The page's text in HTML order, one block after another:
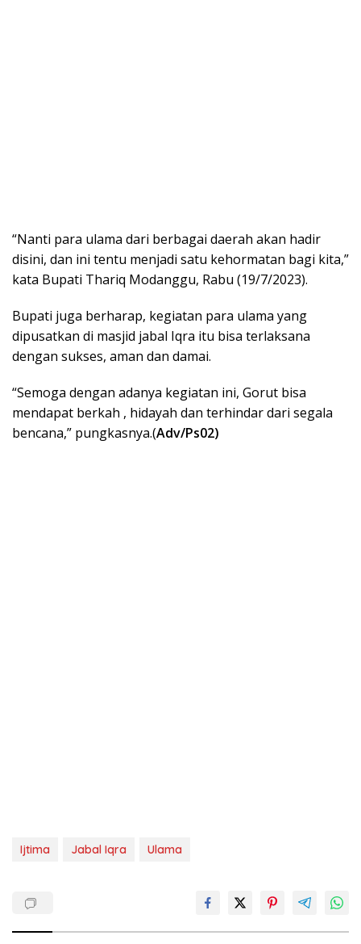
“Nanti para ulama dari berbagai daerah akan hadir
disini, dan ini tentu menjadi satu kehormatan bagi kita,”
kata Bupati Thariq Modanggu, Rabu (19/7/2023).
Bupati juga berharap, kegiatan para ulama yang
dipusatkan di masjid jabal Iqra itu bisa terlaksana
dengan sukses, aman dan damai.
“Semoga dengan adanya kegiatan ini, Gorut bisa
mendapat berkah , hidayah dan terhindar dari segala
bencana,” pungkasnya.(Adv/Ps02)
Ijtima Jabal Iqra Ulama